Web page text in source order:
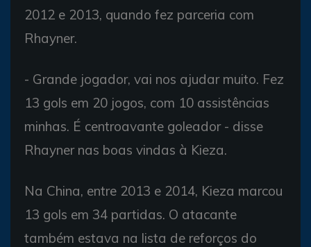
2012 e 2013, quando fez parceria com
Rhayner.
- Grande jogador, vai nos ajudar muito. Fez
13 gols em 20 jogos, com 10 assistências
minhas. É centroavante goleador - disse
Rhayner nas boas vindas à Kieza.
Na China, entre 2013 e 2014, Kieza marcou
13 gols em 34 partidas. O atacante
também estava na lista de reforços do